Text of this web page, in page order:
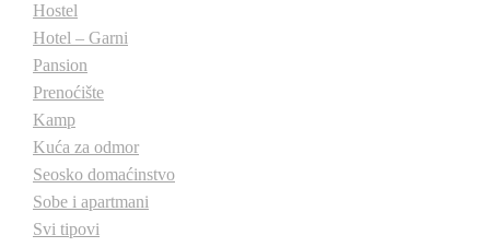
Hostel
Hotel – Garni
Pansion
Prenoćište
Kamp
Kuća za odmor
Seosko domaćinstvo
Sobe i apartmani
Svi tipovi